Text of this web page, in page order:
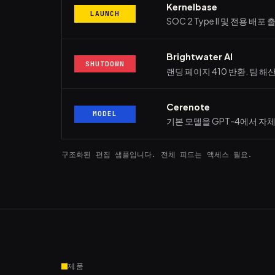
LAUNCH
Kernelbase
SOC 2 Type II 및 전용 배포 출
SHUTDOWN
Brightwater AI
랜딩 페이지 410 반환. 팀 해
MODEL
Cerenote
기본 모델을 GPT-4에서 자
구조화된 편집 샘플입니다. 전체 피드는 액세스 필요.
제품